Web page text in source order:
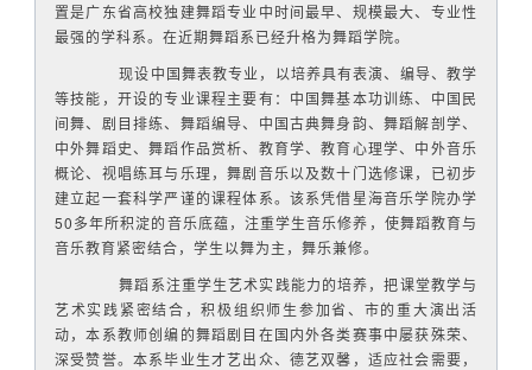
置是广东省高校独建舞蹈专业中时间最早、规模最大、专业性
最强的学科系。 在近期舞蹈系已经升格为舞蹈学院。
现设中国舞表教专业，以培养具有表演、编导、教学
等技能，开设的专业课程主要有：中国舞基本功训练、中国民
间舞、剧目排练、舞蹈编导、中国古典舞身韵、舞蹈解剖学、
中外舞蹈史、舞蹈作品赏析、教育学、教育心理学、中外音乐
概论、视唱练耳与乐理，舞剧音乐以及数十门选修课，已初步
建立起一套科学严谨的课程体系。该系凭借星海音乐学院办学
50多年所积淀的音乐底蕴，注重学生音乐修养，使舞蹈教育与
音乐教育紧密结合，学生以舞为主，舞乐兼修。
舞蹈系注重学生艺术实践能力的培养，把课堂教学与
艺术实践紧密结合，积极组织师生参加省、市的重大演出活
动，本系教师创编的舞蹈剧目在国内外各类赛事中屡获殊荣、
深受赞誉。本系毕业生才艺出众、德艺双馨，适应社会需要，